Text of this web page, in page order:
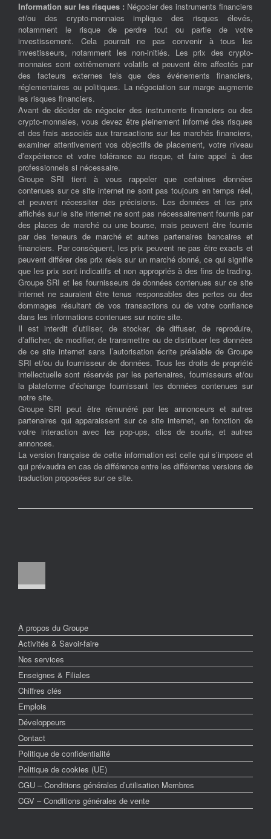
Information sur les risques : Négocier des instruments financiers
et/ou des crypto-monnaies implique des risques élevés,
notamment le risque de perdre tout ou partie de votre
investissement. Cela pourrait ne pas convenir à tous les
investisseurs, notamment les non-initiés. Les prix des crypto-
monnaies sont extrêmement volatils et peuvent être affectés par
des facteurs externes tels que des événements financiers,
réglementaires ou politiques. La négociation sur marge augmente
les risques financiers.
Avant de décider de négocier des instruments financiers ou des
crypto-monnaies, vous devez être pleinement informé des risques
et des frais associés aux transactions sur les marchés financiers,
examiner attentivement vos objectifs de placement, votre niveau
d’expérience et votre tolérance au risque, et faire appel à des
professionnels si nécessaire.
Groupe SRI tient à vous rappeler que certaines données
contenues sur ce site internet ne sont pas toujours en temps réel,
et peuvent nécessiter des précisions. Les données et les prix
affichés sur le site internet ne sont pas nécessairement fournis par
des places de marché ou une bourse, mais peuvent être fournis
par des teneurs de marché et autres partenaires bancaires et
financiers. Par conséquent, les prix peuvent ne pas être exacts et
peuvent différer des prix réels sur un marché donné, ce qui signifie
que les prix sont indicatifs et non appropriés à des fins de trading.
Groupe SRI et les fournisseurs de données contenues sur ce site
internet ne sauraient être tenus responsables des pertes ou des
dommages résultant de vos transactions ou de votre confiance
dans les informations contenues sur notre site.
Il est interdit d’utiliser, de stocker, de diffuser, de reproduire,
d’afficher, de modifier, de transmettre ou de distribuer les données
de ce site internet sans l’autorisation écrite préalable de Groupe
SRI et/ou du fournisseur de données. Tous les droits de propriété
intellectuelle sont réservés par les partenaires, fournisseurs et/ou
la plateforme d’échange fournissant les données contenues sur
notre site.
Groupe SRI peut être rémunéré par les annonceurs et autres
partenaires qui apparaissent sur ce site internet, en fonction de
votre interaction avec les pop-ups, clics de souris, et autres
annonces.
La version française de cette information est celle qui s’impose et
qui prévaudra en cas de différence entre les différentes versions de
traduction proposées sur ce site.
À propos du Groupe
Activités & Savoir-faire
Nos services
Enseignes & Filiales
Chiffres clés
Emplois
Développeurs
Contact
Politique de confidentialité
Politique de cookies (UE)
CGU – Conditions générales d’utilisation Membres
CGV – Conditions générales de vente